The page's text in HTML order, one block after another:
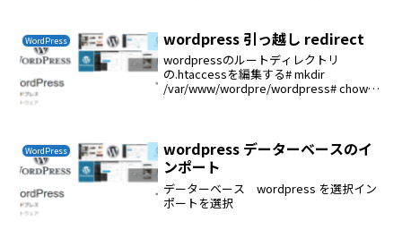
WordPress wordpress 引っ越し redirect
wordpressのルートディレクトリ
の.htaccessを編集する# mkdir
/var/www/wordpre/wordpress# chown -
WordPress
wordpress データーベースのイ
ンポート
データーベース wordpress を選択イン
ポートを選択